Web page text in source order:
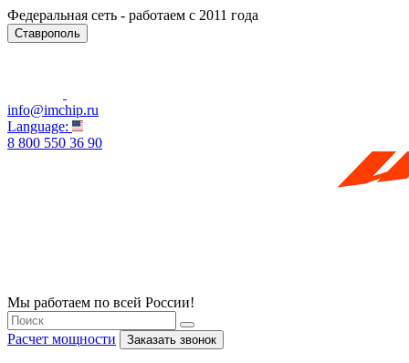
Федеральная сеть - работаем с 2011 года
Ставрополь
info@imchip.ru
Language:
8 800 550 36 90
Мы работаем по всей России!
Расчет мощности Заказать звонок